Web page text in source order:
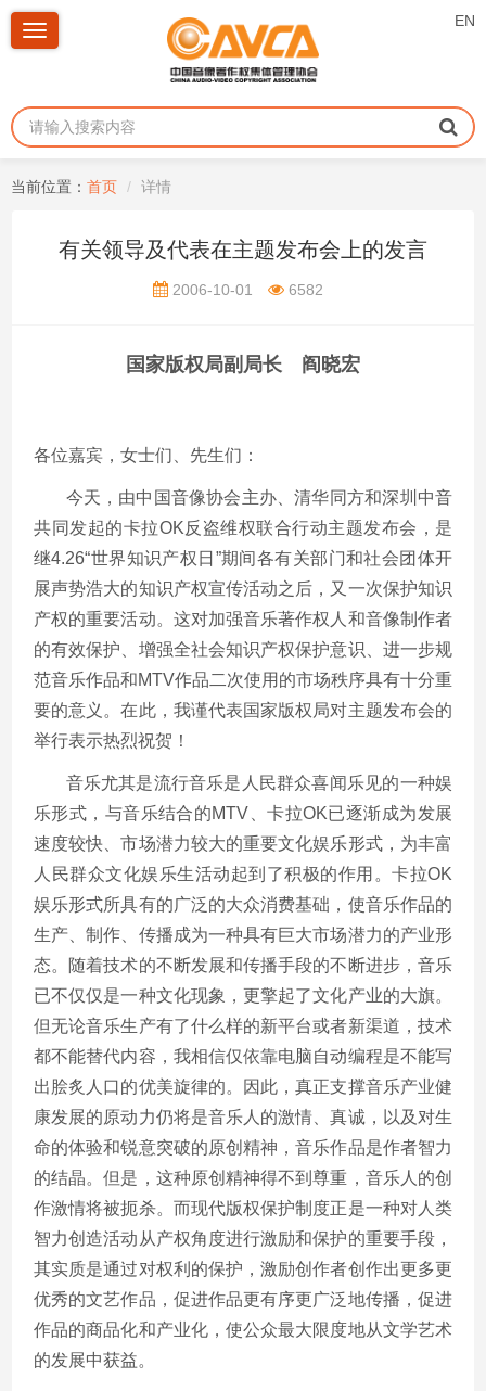
EN
Toggle
当前位置： 首页 详情
有关领导及代表在主题发布会上的发言
2006-10-01 6582
国家版权局副局长 阎晓宏
各位嘉宾，女士们、先生们：
今天，由中国音像协会主办、清华同方和深圳中音
共同发起的卡拉OK反盗维权联合行动主题发布会，是
继4.26“世界知识产权日”期间各有关部门和社会团体开
展声势浩大的知识产权宣传活动之后，又一次保护知识
产权的重要活动。这对加强音乐著作权人和音像制作者
的有效保护、增强全社会知识产权保护意识、进一步规
范音乐作品和MTV作品二次使用的市场秩序具有十分重
要的意义。在此，我谨代表国家版权局对主题发布会的
举行表示热烈祝贺！
音乐尤其是流行音乐是人民群众喜闻乐见的一种娱
乐形式，与音乐结合的MTV、卡拉OK已逐渐成为发展
速度较快、市场潜力较大的重要文化娱乐形式，为丰富
人民群众文化娱乐生活动起到了积极的作用。卡拉OK
娱乐形式所具有的广泛的大众消费基础，使音乐作品的
生产、制作、传播成为一种具有巨大市场潜力的产业形
态。随着技术的不断发展和传播手段的不断进步，音乐
已不仅仅是一种文化现象，更擎起了文化产业的大旗。
但无论音乐生产有了什么样的新平台或者新渠道，技术
都不能替代内容，我相信仅依靠电脑自动编程是不能写
出脍炙人口的优美旋律的。因此，真正支撑音乐产业健
康发展的原动力仍将是音乐人的激情、真诚，以及对生
命的体验和锐意突破的原创精神，音乐作品是作者智力
的结晶。但是，这种原创精神得不到尊重，音乐人的创
作激情将被扼杀。而现代版权保护制度正是一种对人类
智力创造活动从产权角度进行激励和保护的重要手段，
其实质是通过对权利的保护，激励创作者创作出更多更
优秀的文艺作品，促进作品更有序更广泛地传播，促进
作品的商品化和产业化，使公众最大限度地从文学艺术
的发展中获益。